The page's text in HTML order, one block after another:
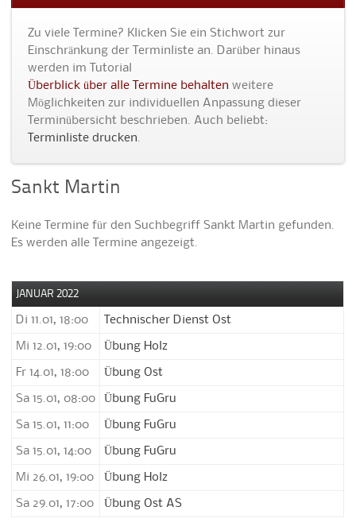
Zu viele Termine? Klicken Sie ein Stichwort zur
Einschränkung der Terminliste an. Darüber hinaus
werden im Tutorial
Überblick über alle Termine behalten weitere
Möglichkeiten zur individuellen Anpassung dieser
Terminübersicht beschrieben. Auch beliebt:
Terminliste drucken
Sankt Martin
Keine Termine für den Suchbegriff Sankt Martin gefunden.
Es werden alle Termine angezeigt.
JANUAR 2022
Di 11.01, 18:00 Technischer Dienst Ost
Mi 12.01, 19:00 Übung Holz
Fr 14.01, 18:00 Übung Ost
Sa 15.01, 08:00 Übung FuGru
Sa 15.01, 11:00 Übung FuGru
Sa 15.01, 14:00 Übung FuGru
Mi 26.01, 19:00 Übung Holz
Sa 29.01, 17:00 Übung Ost AS